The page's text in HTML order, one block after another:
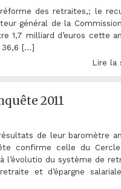
des retraites,; le
général de la
1,7 milliard d’euros cette
36,6 […]
Lire la
2011
de leur baromètre
confirme celle du
l’évolutio du système de
et d’épargne